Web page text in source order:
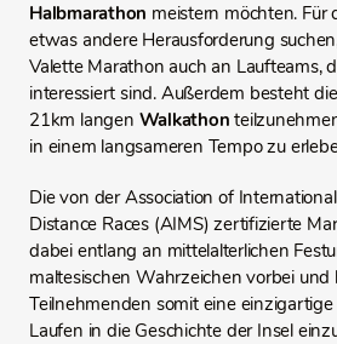
Halbmarathon meistern möchten. Für
etwas andere Herausforderung
Valette Marathon auch an Laufteams,
interessiert sind. Außerdem besteht
21km langen Walkathon
in einem langsameren Tempo zu
Die von der Association of
Distance Races (AIMS) zertifizierte
dabei entlang an mittelalterlichen
maltesischen Wahrzeichen vorbei und
Teilnehmenden somit eine
Laufen in die Geschichte der Insel